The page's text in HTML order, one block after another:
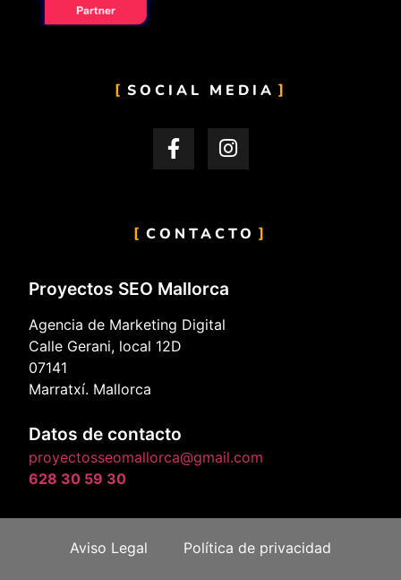
SOCIAL MEDIA
CONTACTO
Proyectos SEO Mallorca
Agencia de Marketing Digital
Calle Gerani, local 12D
07141
Marratxí. Mallorca
Datos de contacto
proyectosseomallorca@gmail.com
628 30 59 30
Aviso Legal Política de privacidad